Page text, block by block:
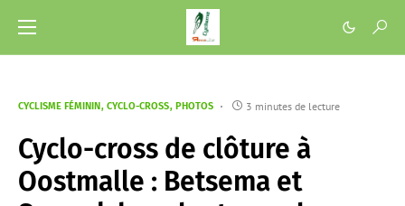
CYCLISME FÉMININ CYCLO-CROSS PHOTOS 3 minutes de lecture
Cyclo-cross de clôture à
Oostmalle : Betsema et